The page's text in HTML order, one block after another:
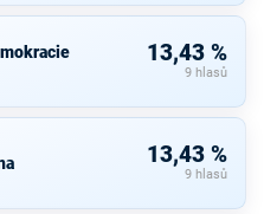
13,43 %
9 hlasů
13,43 %
9 hlasů